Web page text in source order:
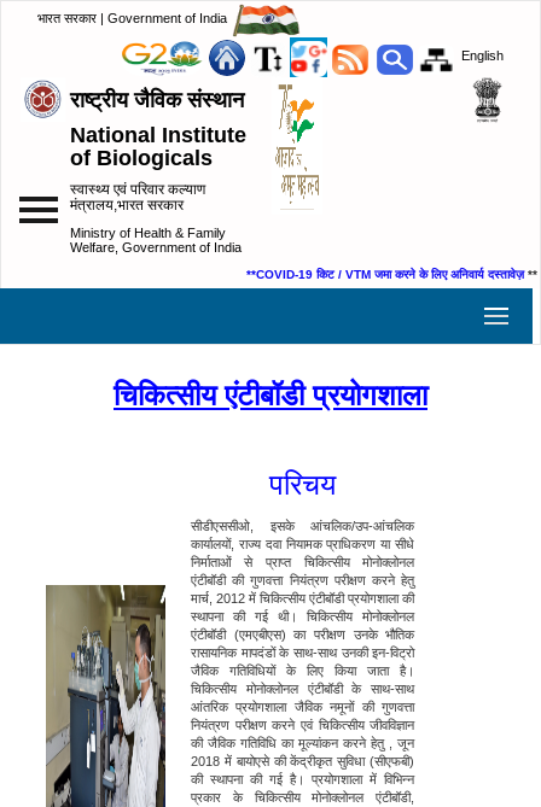
भारत सरकार | Government of India
English
राष्ट्रीय जैविक संस्थान
National Institute
of Biologicals
स्वास्थ्य एवं परिवार कल्याण
मंत्रालय,भारत सरकार
Ministry of Health & Family
Welfare, Government of India
**COVID-19 किट / VTM जमा करने के लिए अनिवार्य दस्तावेज़**
चिकित्सीय एंटीबॉडी प्रयोगशाला
परिचय
सीडीएससीओ, इसके आंचलिक/उप-आंचलिक
कार्यालयों, राज्य दवा नियामक प्राधिकरण या सीधे
निर्माताओं से प्राप्त चिकित्सीय मोनोक्लोनल
एंटीबॉडी की गुणवत्ता नियंत्रण परीक्षण करने हेतु
मार्च, 2012 में चिकित्सीय एंटीबॉडी प्रयोगशाला की
स्थापना की गई थी। चिकित्सीय मोनोक्लोनल
एंटीबॉडी (एमएबीएस) का परीक्षण उनके भौतिक
रासायनिक मापदंडों के साथ-साथ उनकी इन-विट्रो
जैविक गतिविधियों के लिए किया जाता है।
चिकित्सीय मोनोक्लोनल एंटीबॉडी के साथ-साथ
आंतरिक प्रयोगशाला जैविक नमूनों की गुणवत्ता
नियंत्रण परीक्षण करने एवं चिकित्सीय जीवविज्ञान
की जैविक गतिविधि का मूल्यांकन करने हेतु , जून
2018 में बायोएसे की केंद्रीकृत सुविधा (सीएफबी)
की स्थापना की गई है। प्रयोगशाला में विभिन्न
प्रकार के चिकित्सीय मोनोक्लोनल एंटीबॉडी,